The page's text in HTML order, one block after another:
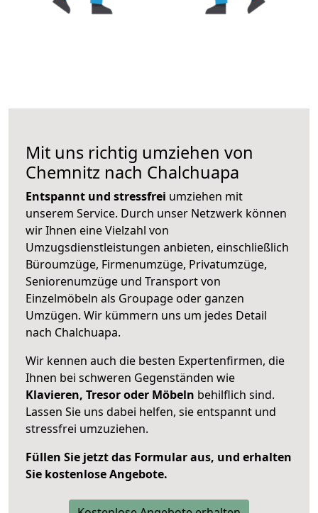
Mit uns richtig umziehen von
Chemnitz nach Chalchuapa
Entspannt und stressfrei umziehen mit
unserem Service. Durch unser Netzwerk können
wir Ihnen eine Vielzahl von
Umzugsdienstleistungen anbieten, einschließlich
Büroumzüge, Firmenumzüge, Privatumzüge,
Seniorenumzüge und Transport von
Einzelmöbeln als Groupage oder ganzen
Umzügen. Wir kümmern uns um jedes Detail
nach Chalchuapa.
Wir kennen auch die besten Expertenfirmen, die
Ihnen bei schweren Gegenständen wie
Klavieren, Tresor oder Möbeln behilflich sind.
Lassen Sie uns dabei helfen, sie entspannt und
stressfrei umzuziehen.
Füllen Sie jetzt das Formular aus, und erhalten
Sie kostenlose Angebote.